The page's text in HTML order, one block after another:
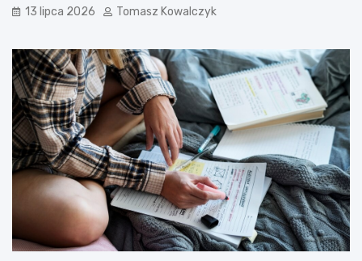
13 lipca 2026 Tomasz Kowalczyk